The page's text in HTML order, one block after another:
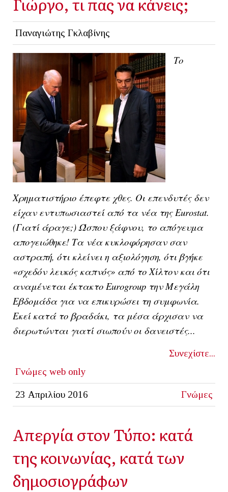
Παναγιώτης Γκλαβίνης
Το
Χρηματιστήριο έπεφτε χθες. Οι επενδυτές δεν
είχαν εντυπωσιαστεί από τα νέα της Eurostat.
(Γιατί άραγε;) Ώσπου ξάφνου, το απόγευμα
απογειώθηκε! Τα νέα κυκλοφόρησαν σαν
αστραπή, ότι κλείνει η αξιολόγηση, ότι βγήκε
«σχεδόν λευκός καπνός» από το Χίλτον και ότι
αναμένεται έκτακτο Eurogroup την Μεγάλη
Εβδομάδα για να επικυρώσει τη συμφωνία.
Εκεί κατά το βραδάκι, τα μέσα άρχισαν να
διερωτώνται γιατί σιωπούν οι δανειστές...
Συνεχίστε...
Γνώμες web only
23 Απριλίου 2016 Γνώμες
Απεργία στον Τύπο: κατά
της κοινωνίας, κατά των
δημοσιογράφων